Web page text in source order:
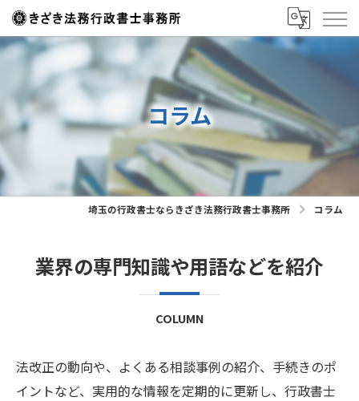
コラム
埼玉の行政書士ならきざき法務行政書士事務所 コラム
業界の専門知識や用語などを紹介
COLUMN
法改正の動向や、よくある相談事例の紹介、手続きのポ
イントなど、実用的な情報を定期的に更新し、行政書士